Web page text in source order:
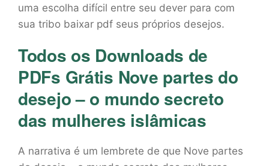
uma escolha difícil entre seu dever para com
sua tribo baixar pdf seus próprios desejos.
Todos os Downloads de
PDFs Grátis Nove partes do
desejo – o mundo secreto
das mulheres islâmicas
A narrativa é um lembrete de que Nove partes